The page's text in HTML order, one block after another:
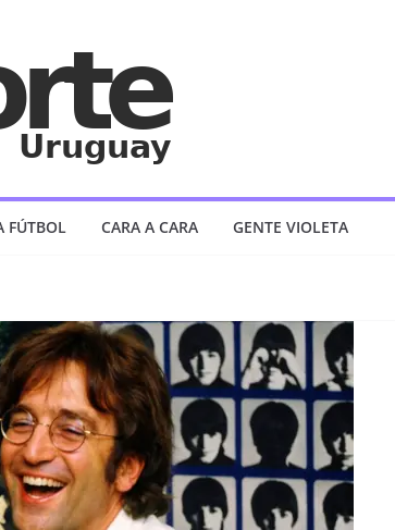
FÚTBOL CARA A CARA GENTE VIOLETA